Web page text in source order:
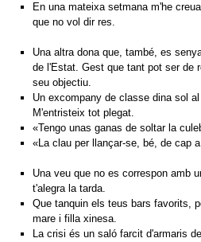
En una mateixa setmana m'he
que no vol dir res.
Una altra dona que, també, es
de l'Estat. Gest que tant pot ser de
seu objectiu.
Un excompany de classe dina sol
M'entristeix tot plegat.
«Tengo unas ganas de soltar la
«La clau per llançar-se, bé, de cap
Una veu que no es correspon amb
t'alegra la tarda.
Que tanquin els teus bars favorits,
mare i filla xinesa.
La crisi és un saló farcit d'armaris